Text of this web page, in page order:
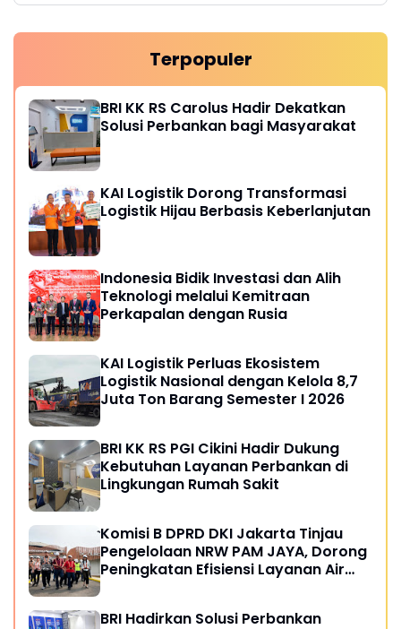
Terpopuler
BRI KK RS Carolus Hadir Dekatkan
Solusi Perbankan bagi Masyarakat
KAI Logistik Dorong Transformasi
Logistik Hijau Berbasis Keberlanjutan
Indonesia Bidik Investasi dan Alih
Teknologi melalui Kemitraan
Perkapalan dengan Rusia
KAI Logistik Perluas Ekosistem
Logistik Nasional dengan Kelola 8,7
Juta Ton Barang Semester I 2026
BRI KK RS PGI Cikini Hadir Dukung
Kebutuhan Layanan Perbankan di
Lingkungan Rumah Sakit
Komisi B DPRD DKI Jakarta Tinjau
Pengelolaan NRW PAM JAYA, Dorong
Peningkatan Efisiensi Layanan Air
BRI Hadirkan Solusi Perbankan